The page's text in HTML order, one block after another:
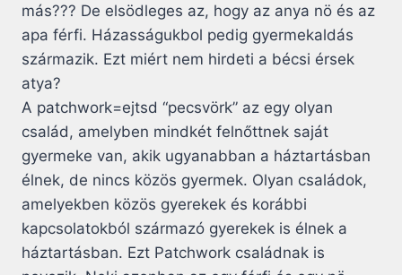
más??? De elsödleges az, hogy az anya nö és az
apa férfi. Házasságukbol pedig gyermekaldás
származik. Ezt miért nem hirdeti a bécsi érsek
atya?
A patchwork=ejtsd “pecsvörk” az egy olyan
család, amelyben mindkét felnőttnek saját
gyermeke van, akik ugyanabban a háztartásban
élnek, de nincs közös gyermek. Olyan családok,
amelyekben közös gyerekek és korábbi
kapcsolatokból származó gyerekek is élnek a
háztartásban. Ezt Patchwork családnak is